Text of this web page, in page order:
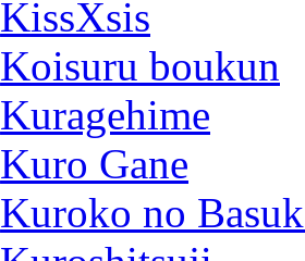
KissXsis
Koisuru boukun
Kuragehime
Kuro Gane
Kuroko no